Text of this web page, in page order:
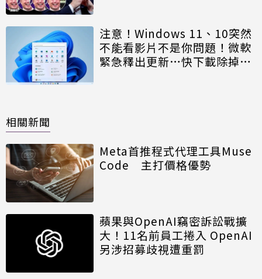
注意！Windows 11、10突然
不能看影片不是你問題！微軟
緊急釋出更新…快下載除掉2
相關新聞
Meta首推程式代理工具Muse
Code 主打價格優勢
蘋果與OpenAI竊密訴訟戰擴
大！11名前員工捲入 OpenAI
另涉招募歧視遭重罰